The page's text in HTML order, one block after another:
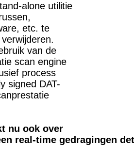
alone utilitie
etc. te
van de
scan engine
process
signed DAT-
nu ook over
real-time gedragingen